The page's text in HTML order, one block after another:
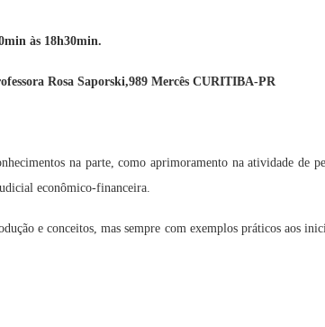
às 18h30min.
Rosa Saporski,989 Mercês CURITIBA-PR
na parte, como aprimoramento na atividade de
econômico-financeira.
e conceitos, mas sempre com exemplos práticos aos